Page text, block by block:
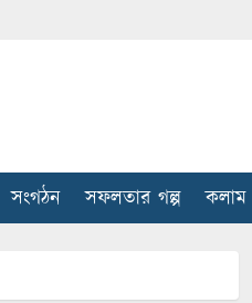
সংগঠন সফলতার গল্প কলাম